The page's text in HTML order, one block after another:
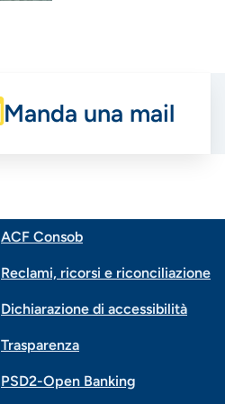
Manda una mail
Menu
di
navigazione
ACF Consob
Reclami, ricorsi e riconciliazione
Dichiarazione di accessibilità
Trasparenza
PSD2-Open Banking